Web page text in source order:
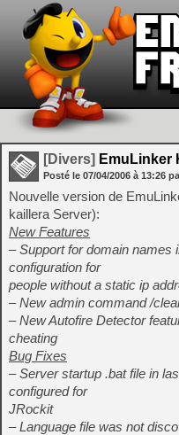
[Divers] EmuLinker
Posté le 07/04/2006 à 13:26
Nouvelle version de
kaillera Server):
New Features
– Support for domain
configuration for
people without a static ip
– New admin command /
– New Autofire Detector
cheating
Bug Fixes
– Server startup .bat file in
configured for
JRockit
– Language file was not